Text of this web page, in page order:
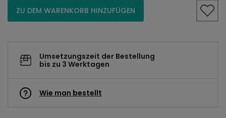
ZU DEM WARENKORB HINZUFÜGEN
Umsetzungszeit der Bestellung
bis zu 3 Werktagen
Wie man bestellt